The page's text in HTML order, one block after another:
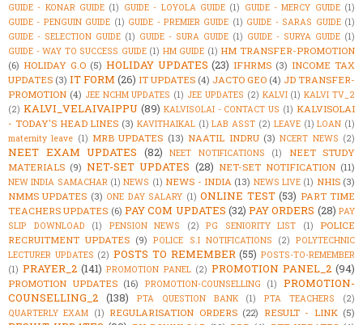
GUIDE - KONAR GUIDE (1) GUIDE - LOYOLA GUIDE (1) GUIDE - MERCY GUIDE (1)
GUIDE - PENGUIN GUIDE (1) GUIDE - PREMIER GUIDE (1) GUIDE - SARAS GUIDE (1)
GUIDE - SELECTION GUIDE (1) GUIDE - SURA GUIDE (1) GUIDE - SURYA GUIDE (1)
GUIDE - WAY TO SUCCESS GUIDE (1) HM GUIDE (1) HM TRANSFER-PROMOTION
(6) HOLIDAY G.O (5) HOLIDAY UPDATES (23) IFHRMS (3) INCOME TAX
UPDATES (3) IT FORM (26) IT UPDATES (4) JACTO GEO (4) JD TRANSFER-
PROMOTION (4) JEE NCHM UPDATES (1) JEE UPDATES (2) KALVI (1) KALVI TV_2
(2) KALVI_VELAIVAIPPU (89) KALVISOLAI - CONTACT US (1) KALVISOLAI
- TODAY'S HEAD LINES (3) KAVITHAIKAL (1) LAB ASST (2) LEAVE (1) LOAN (1)
maternity leave (1) MRB UPDATES (13) NAATIL INDRU (3) NCERT NEWS (2)
NEET EXAM UPDATES (82) NEET NOTIFICATIONS (1)
NEET STUDY
MATERIALS (9) NET-SET UPDATES (28) NET-SET NOTIFICATION (11)
NEW INDIA SAMACHAR (1) NEWS (1) NEWS - INDIA (13) NEWS LIVE (1) NHIS (3)
NMMS UPDATES (3) ONE DAY SALARY (1) ONLINE TEST (53) PART TIME
TEACHERS UPDATES (6) PAY COM UPDATES (32) PAY ORDERS (28) PAY
SLIP DOWNLOAD
(1) PENSION NEWS (2) PG SENIORITY LIST (1)
POLICE
RECRUITMENT UPDATES (9) POLICE S.I NOTIFICATIONS (2) POLYTECHNIC
LECTURER UPDATES (2) POSTS TO REMEMBER (55) POSTS-TO-REMEMBER
(1) PRAYER_2 (141) PROMOTION PANEL (2) PROMOTION PANEL_2 (94)
PROMOTION UPDATES (16) PROMOTION-COUNSELLING (1)
PROMOTION-
COUNSELLING_2 (138) PTA QUESTION BANK (1) PTA TEACHERS
(2)
QUARTERLY EXAM (1) REGULARISATION ORDERS (22) RESULT - LINK (5)